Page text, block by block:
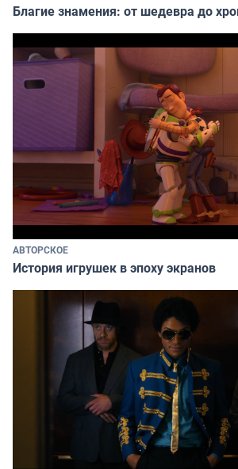
Благие знамения: от шедевра до
АВТОРСКОЕ
История игрушек в эпоху экранов